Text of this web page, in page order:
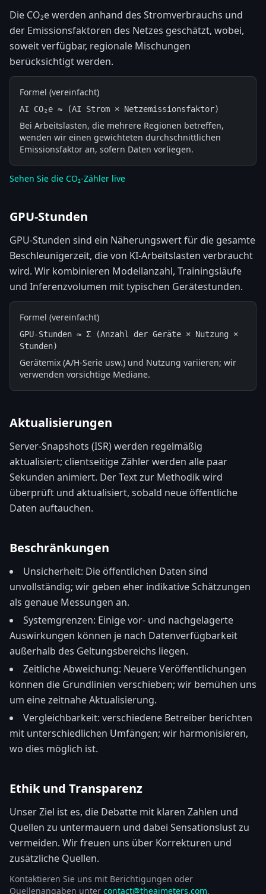
Die CO₂e werden anhand des Stromverbrauchs und
der Emissionsfaktoren des Netzes geschätzt, wobei,
soweit verfügbar, regionale Mischungen
berücksichtigt werden.
Formel (vereinfacht)
AI CO₂e ≈ (AI Strom × Netzemissionsfaktor)
Bei Arbeitslasten, die mehrere Regionen betreffen,
wenden wir einen gewichteten durchschnittlichen
Emissionsfaktor an, sofern Daten vorliegen.
Sehen Sie die CO₂-Zähler live
GPU-Stunden
GPU-Stunden sind ein Näherungswert für die gesamte
Beschleunigerzeit, die von KI-Arbeitslasten verbraucht
wird. Wir kombinieren Modellanzahl, Trainingsläufe
und Inferenzvolumen mit typischen Gerätestunden.
Formel (vereinfacht)
GPU-Stunden ≈ Σ (Anzahl der Geräte × Nutzung ×
Stunden)
Gerätemix (A/H-Serie usw.) und Nutzung variieren; wir
verwenden vorsichtige Mediane.
Aktualisierungen
Server-Snapshots (ISR) werden regelmäßig
aktualisiert; clientseitige Zähler werden alle paar
Sekunden animiert. Der Text zur Methodik wird
überprüft und aktualisiert, sobald neue öffentliche
Daten auftauchen.
Beschränkungen
Unsicherheit: Die öffentlichen Daten sind
unvollständig; wir geben eher indikative Schätzungen
als genaue Messungen an.
Systemgrenzen: Einige vor- und nachgelagerte
Auswirkungen können je nach Datenverfügbarkeit
außerhalb des Geltungsbereichs liegen.
Zeitliche Abweichung: Neuere Veröffentlichungen
können die Grundlinien verschieben; wir bemühen uns
um eine zeitnahe Aktualisierung.
Vergleichbarkeit: verschiedene Betreiber berichten
mit unterschiedlichen Umfängen; wir harmonisieren,
wo dies möglich ist.
Ethik und Transparenz
Unser Ziel ist es, die Debatte mit klaren Zahlen und
Quellen zu untermauern und dabei Sensationslust zu
vermeiden. Wir freuen uns über Korrekturen und
zusätzliche Quellen.
Kontaktieren Sie uns mit Berichtigungen oder
Quellenangaben unter contact@theaimeters.com.